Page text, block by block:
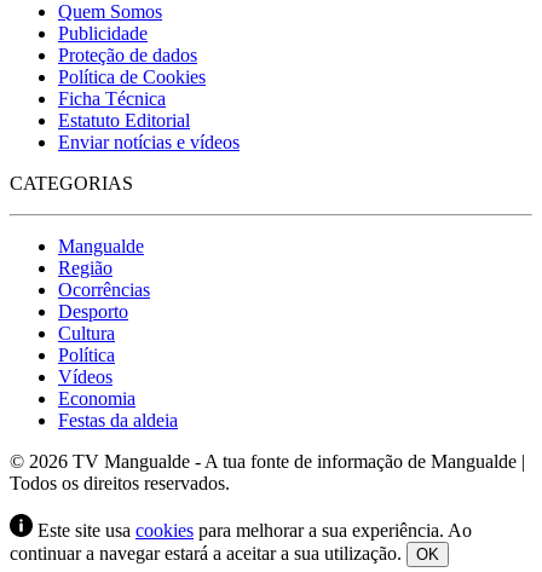
Quem Somos
Publicidade
Proteção de dados
Política de Cookies
Ficha Técnica
Estatuto Editorial
Enviar notícias e vídeos
CATEGORIAS
Mangualde
Região
Ocorrências
Desporto
Cultura
Política
Vídeos
Economia
Festas da aldeia
© 2026 TV Mangualde - A tua fonte de informação de Mangualde |
Todos os direitos reservados.
Este site usa cookies para melhorar a sua experiência. Ao
continuar a navegar estará a aceitar a sua utilização.
OK